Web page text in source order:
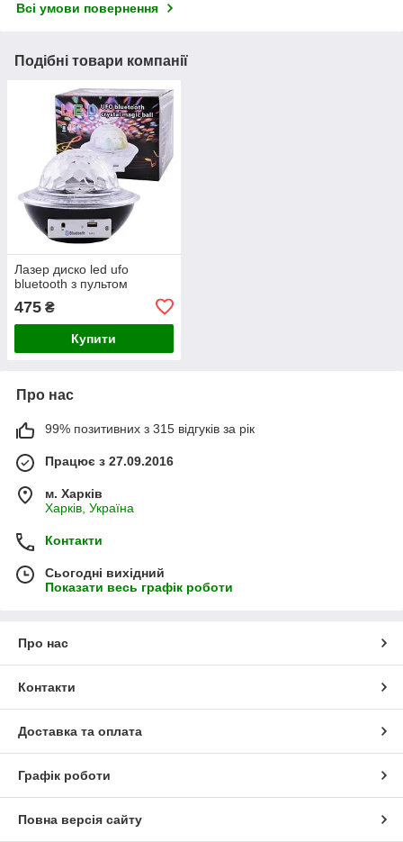
Всі умови повернення
Подібні товари компанії
Лазер диско led ufo
bluetooth з пультом
475 ₴
Купити
Про нас
99% позитивних з 315 відгуків за рік
Працює з 27.09.2016
м. Харків
Харків, Україна
Контакти
Сьогодні вихідний
Показати весь графік роботи
Про нас
Контакти
Доставка та оплата
Графік роботи
Повна версія сайту